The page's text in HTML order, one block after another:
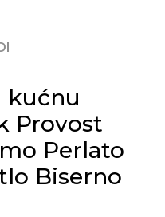
kućnu
Provost
Perlato
Biserno